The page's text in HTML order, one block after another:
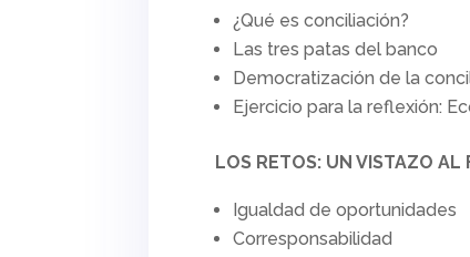
¿Qué es conciliación?
Las tres patas del banco
Democratización de la
Ejercicio para la reflexión:
LOS RETOS: UN VISTAZO AL
Igualdad de oportunidades
Corresponsabilidad